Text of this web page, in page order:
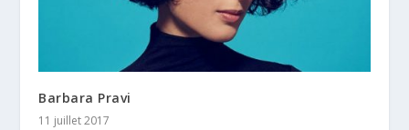
Barbara Pravi
11 juillet 2017